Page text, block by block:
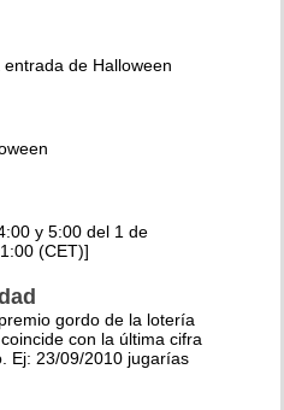
de Halloween
y 5:00 del 1 de
(CET)]
gordo de la lotería
con la última cifra
Ej: 23/09/2010 jugarías